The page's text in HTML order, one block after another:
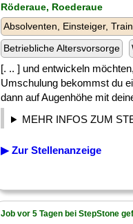
Röderaue, Roederaue
Absolventen, Einsteiger,
Betriebliche Altersvorsorge
[. .. ] und entwickeln
Umschulung bekommst du
dann auf Augenhöhe mit
MEHR INFOS ZUM
▶ Zur Stellenanzeige
Job vor 5 Tagen bei StepStone